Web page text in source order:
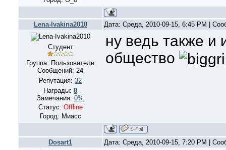
Lena-Ivakina2010 Дата: Среда, 2010-09-15, 6:45 PM |
Студент
Группа: Пользователи
Сообщений: 24
Репутация: 32
Награды: 8
Замечания: 0%
Статус: Offline
Город: Миасс
ну ведь также и
общество
Dosart1 Дата: Среда, 2010-09-15, 7:20 PM |